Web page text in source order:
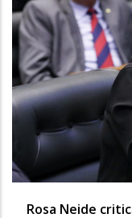
Rosa Neide